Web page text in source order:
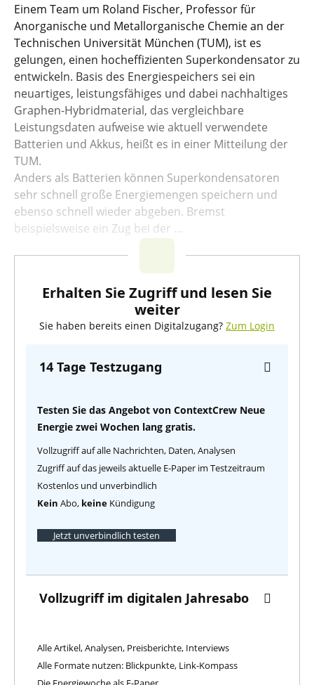
Einem Team um Roland Fischer, Professor für
Anorganische und Metallorganische Chemie an der
Technischen Universität München (TUM), ist es
gelungen, einen hocheffizienten Superkondensator zu
entwickeln. Basis des Energiespeichers sei ein
neuartiges, leistungsfähiges und dabei nachhaltiges
Graphen-Hybridmaterial, das vergleichbare
Leistungsdaten aufweise wie aktuell verwendete
Batterien und Akkus, heißt es in einer Mitteilung der
TUM.
Anders als Batterien können Superkondensatoren
sehr schnell große Energiemengen speichern und
ebenso schnell wieder abgeben. Bremst
beispielsweise ein Zug bei der ...
Erhalten Sie Zugriff und lesen Sie
weiter
Sie haben bereits einen Digitalzugang? Zum Login
14 Tage Testzugang
Testen Sie das Angebot von ContextCrew Neue
Energie zwei Wochen lang gratis.
Vollzugriff auf alle Nachrichten, Daten, Analysen
Zugriff auf das jeweils aktuelle E-Paper im Testzeitraum
Kostenlos und unverbindlich
Kein Abo, keine Kündigung
Jetzt unverbindlich testen
Vollzugriff im digitalen Jahresabo
Alle Artikel, Analysen, Preisberichte, Interviews
Alle Formate nutzen: Blickpunkte, Link-Kompass